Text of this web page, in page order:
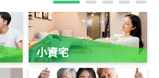
小資宅